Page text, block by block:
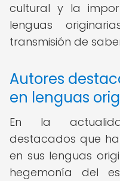
cultural y la
lenguas
transmisión de
Autores
en lenguas
En la
destacados que
en sus lenguas
hegemonía del